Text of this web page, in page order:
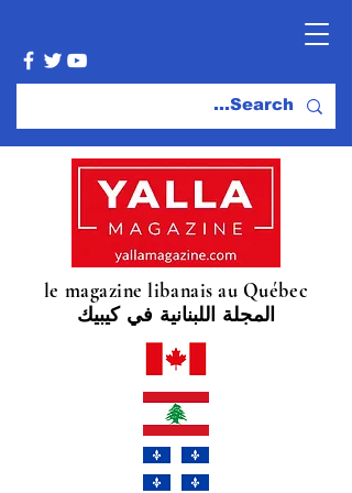
le magazine libanais au Québec
المجلة اللبنانية في كيبيك